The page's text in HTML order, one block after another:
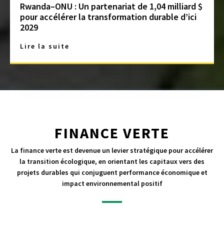
Rwanda–ONU : Un partenariat de 1,04 milliard $
pour accélérer la transformation durable d’ici
2029
Lire la suite
FINANCE VERTE
La finance verte est devenue un levier stratégique pour accélérer
la transition écologique, en orientant les capitaux vers des
projets durables qui conjuguent performance économique et
impact environnemental positif